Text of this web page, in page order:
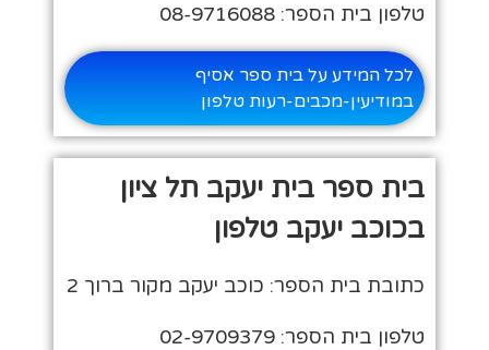
טלפון בית הספר: 08-9716088
לכל המידע על בית ספר אסיף
במודיעין-מכבים-רעות טלפון
בית ספר בית יעקב תל ציון
בכוכב יעקב טלפון
כתובת בית הספר: כוכב יעקב מקור ברוך 2
טלפון בית הספר: 02-9709379